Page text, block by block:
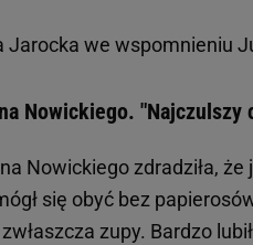
Jarocka we wspomnieniu
Nowickiego. "Najczulszy
Nowickiego zdradziła,
się obyć bez
zupy. Bardzo